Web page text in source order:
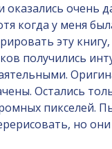
оказались очень
когда у меня
эту книгу,
получились
Остались
пикселей.
но